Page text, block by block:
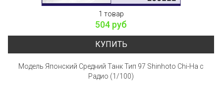
1 товар
504 руб
КУПИТЬ
Модель Японский Средний Танк Тип 97 Shinhoto Chi-Ha с
Радио (1/100)